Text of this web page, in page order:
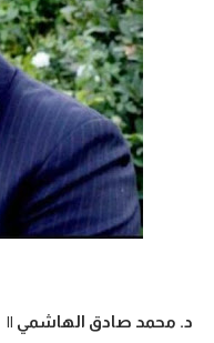
د. محمد صادق الهاشمي ||